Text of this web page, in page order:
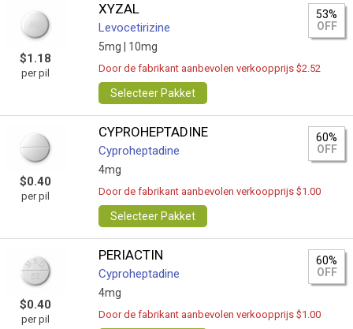
$1.18
per pil
XYZAL
Levocetirizine
5mg | 10mg
53%
OFF
Door de fabrikant aanbevolen verkoopprijs $2.52
Selecteer Pakket
$0.40
per pil
CYPROHEPTADINE
Cyproheptadine
4mg
60%
OFF
Door de fabrikant aanbevolen verkoopprijs $1.00
Selecteer Pakket
$0.40
per pil
PERIACTIN
Cyproheptadine
4mg
60%
OFF
Door de fabrikant aanbevolen verkoopprijs $1.00